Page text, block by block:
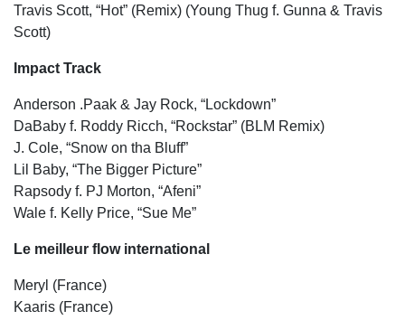
Travis Scott, “Hot” (Remix) (Young Thug f. Gunna & Travis
Scott)
Impact Track
Anderson .Paak & Jay Rock, “Lockdown”
DaBaby f. Roddy Ricch, “Rockstar” (BLM Remix)
J. Cole, “Snow on tha Bluff”
Lil Baby, “The Bigger Picture”
Rapsody f. PJ Morton, “Afeni”
Wale f. Kelly Price, “Sue Me”
Le meilleur flow international
Meryl (France)
Kaaris (France)